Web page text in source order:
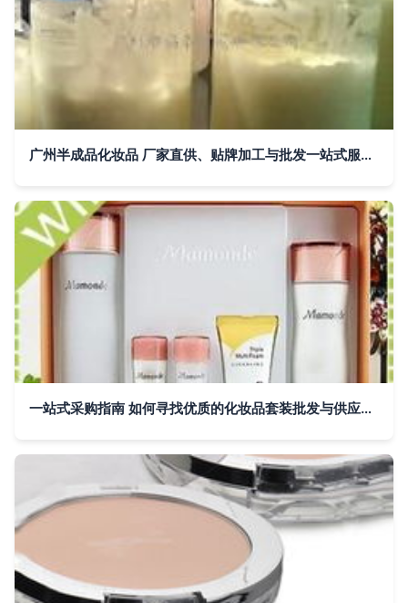
广州半成品化妆品 厂家直供、贴牌加工与批发一站式服务指南
一站式采购指南 如何寻找优质的化妆品套装批发与供应信息